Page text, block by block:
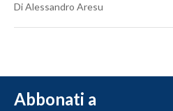
Di Alessandro Aresu
Abbonati a